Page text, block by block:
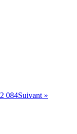
2 084Suivant »